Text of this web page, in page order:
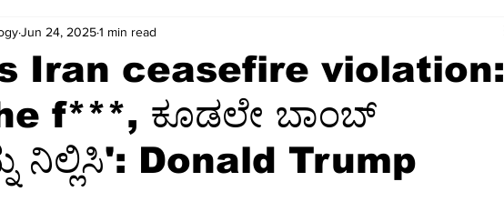
ಫುಟ್-ಬಾಲ್
ತಂತ್ರಜ್ಞಾನ ತಂತ್ರಜ್ಞಾನ-ಸುದ್ದಿ ತಂತ್ರಜ್ಞಾನ-ಟಿಪ್ಸ್
ಮಾಹಿತಿ ಶಿಕ್ಷಣ-ಉದ್ಯೋಗ
Iran ceasefire violation:
f***, ಕೂಡಲೇ ಬಾಂಬ್
ನಿಲ್ಲಿಸಿ': Donald Trump
Jun 24, 20251 min read